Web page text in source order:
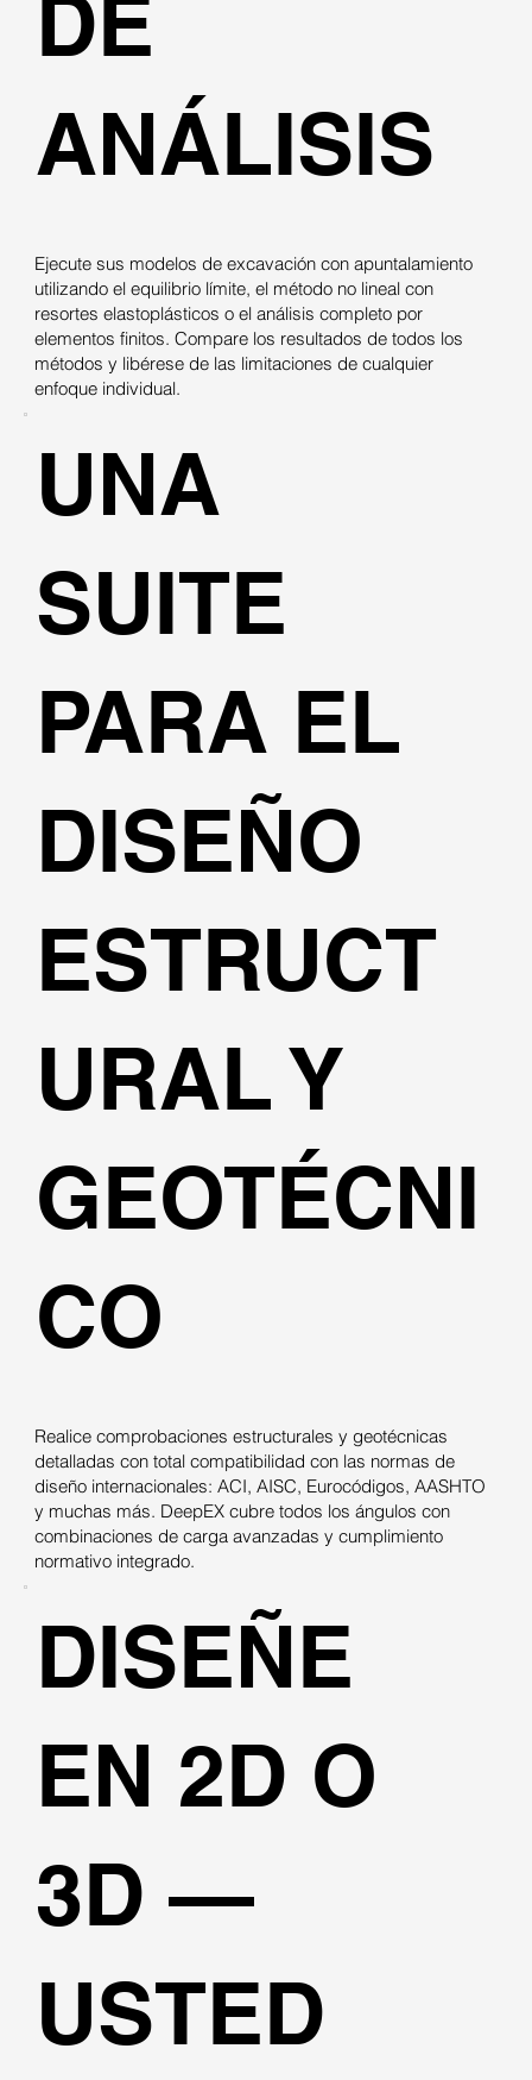
Ejecute sus modelos de excavación con apuntalamiento
utilizando el equilibrio límite, el método no lineal con
resortes elastoplásticos o el análisis completo por
elementos finitos. Compare los resultados de todos los
métodos y libérese de las limitaciones de cualquier
enfoque individual.
DE
ANÁLISIS
Realice comprobaciones estructurales y geotécnicas
detalladas con total compatibilidad con las normas de
diseño internacionales: ACI, AISC, Eurocódigos, AASHTO
y muchas más. DeepEX cubre todos los ángulos con
combinaciones de carga avanzadas y cumplimiento
normativo integrado.
UNA
SUITE
PARA EL
DISEÑO
ESTRUCT
URAL Y
GEOTÉCNI
CO
DISEÑE
EN 2D O
3D —
USTED